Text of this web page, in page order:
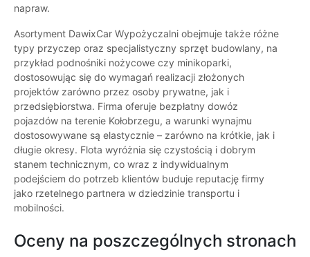
napraw.
Asortyment DawixCar Wypożyczalni obejmuje także różne
typy przyczep oraz specjalistyczny sprzęt budowlany, na
przykład podnośniki nożycowe czy minikoparki,
dostosowując się do wymagań realizacji złożonych
projektów zarówno przez osoby prywatne, jak i
przedsiębiorstwa. Firma oferuje bezpłatny dowóz
pojazdów na terenie Kołobrzegu, a warunki wynajmu
dostosowywane są elastycznie – zarówno na krótkie, jak i
długie okresy. Flota wyróżnia się czystością i dobrym
stanem technicznym, co wraz z indywidualnym
podejściem do potrzeb klientów buduje reputację firmy
jako rzetelnego partnera w dziedzinie transportu i
mobilności.
Oceny na poszczególnych stronach